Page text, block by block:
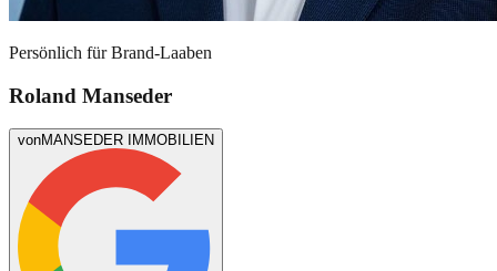
Persönlich fürBrand-Laaben
Roland Manseder
vonMANSEDER IMMOBILIEN